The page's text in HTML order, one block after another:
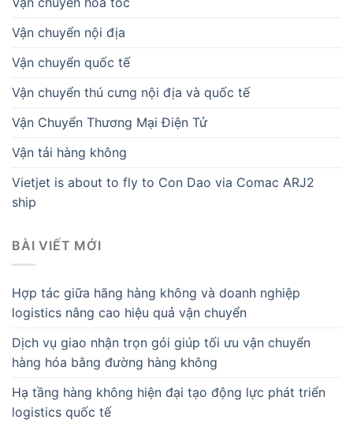
Vận chuyển nội địa
Vận chuyển quốc tế
Vận chuyển thú cưng nội địa và quốc tế
Vận Chuyển Thương Mại Điện Tử
Vận tải hàng không
Vietjet is about to fly to Con Dao via Comac ARJ2
ship
BÀI VIẾT MỚI
Hợp tác giữa hãng hàng không và doanh nghiệp
logistics nâng cao hiệu quả vận chuyển
Dịch vụ giao nhận trọn gói giúp tối ưu vận chuyển
hàng hóa bằng đường hàng không
Hạ tầng hàng không hiện đại tạo động lực phát triển
logistics quốc tế